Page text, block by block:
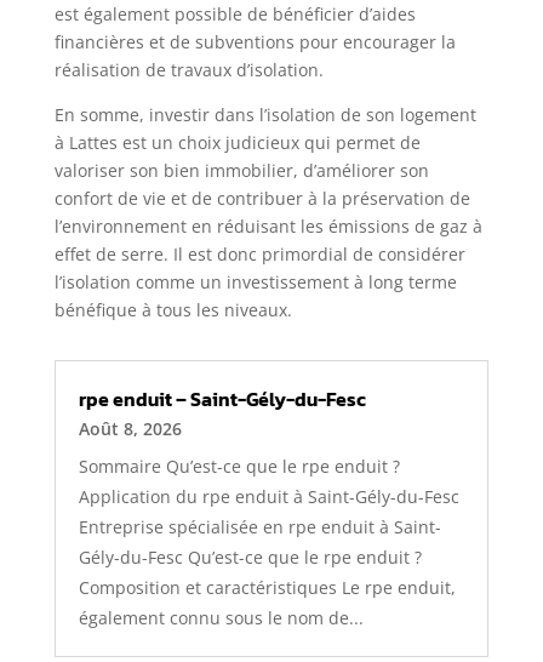
est également possible de bénéficier d’aides
financières et de subventions pour encourager la
réalisation de travaux d’isolation.
En somme, investir dans l’isolation de son logement
à Lattes est un choix judicieux qui permet de
valoriser son bien immobilier, d’améliorer son
confort de vie et de contribuer à la préservation de
l’environnement en réduisant les émissions de gaz à
effet de serre. Il est donc primordial de considérer
l’isolation comme un investissement à long terme
bénéfique à tous les niveaux.
rpe enduit – Saint-Gély-du-Fesc
Août 8, 2026
Sommaire Qu’est-ce que le rpe enduit ?
Application du rpe enduit à Saint-Gély-du-Fesc
Entreprise spécialisée en rpe enduit à Saint-
Gély-du-Fesc Qu’est-ce que le rpe enduit ?
Composition et caractéristiques Le rpe enduit,
également connu sous le nom de...